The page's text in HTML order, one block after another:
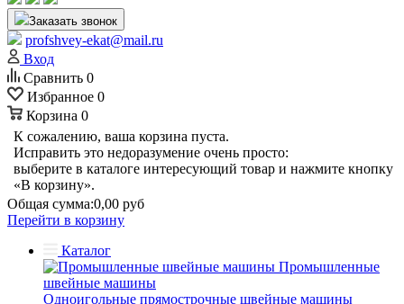
Заказать звонок
profshvey-ekat@mail.ru
Вход
Сравнить 0
Избранное 0
Корзина 0
К сожалению, ваша корзина пуста.
Исправить это недоразумение очень просто:
выберите в каталоге интересующий товар и нажмите кнопку
«В корзину».
Общая сумма:0,00 руб
Перейти в корзину
Каталог
Промышленные
швейные машины
Одноигольные прямострочные швейные машины